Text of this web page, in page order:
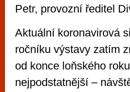
Petr, provozní ředitel
Aktuální koronavirová
ročníku výstavy zatím
od konce loňského
nejpodstatnější –